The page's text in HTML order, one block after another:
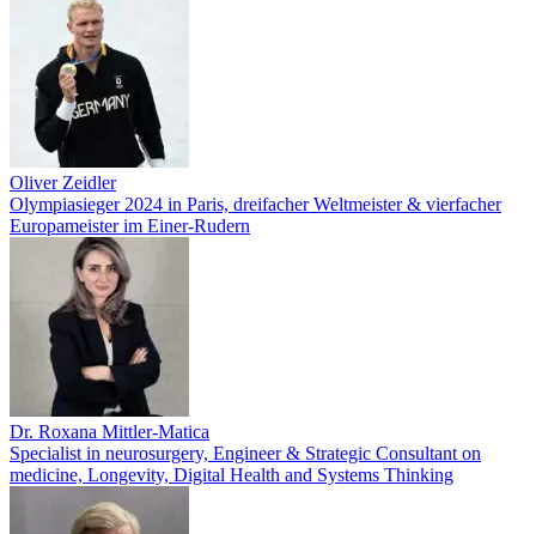
Oliver Zeidler
Olympiasieger 2024 in Paris, dreifacher Weltmeister & vierfacher
Europameister im Einer-Rudern
Dr. Roxana Mittler-Matica
Specialist in neurosurgery, Engineer & Strategic Consultant on
medicine, Longevity, Digital Health and Systems Thinking